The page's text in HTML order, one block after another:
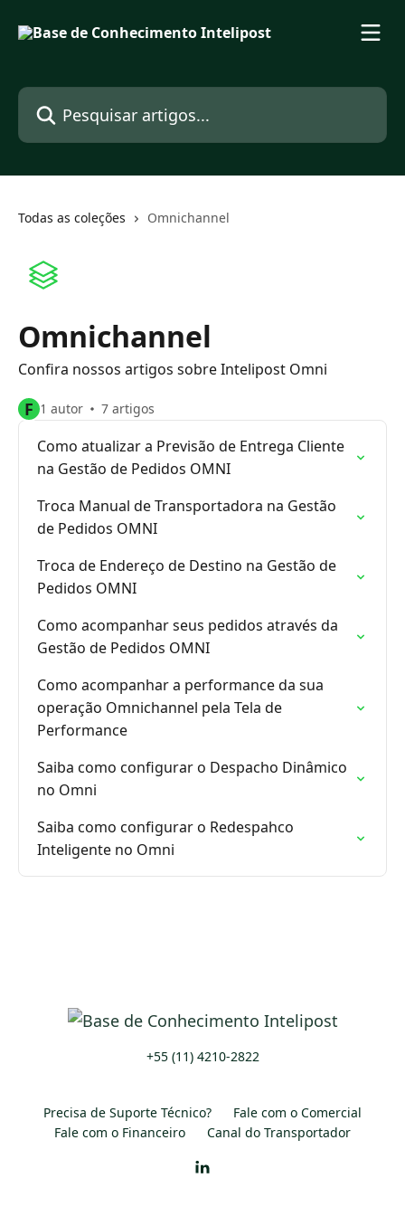
Pesquisar artigos...
Todas as coleções Omnichannel
Omnichannel
Confira nossos artigos sobre Intelipost Omni
F 1 autor 7 artigos
Como atualizar a Previsão de Entrega Cliente
na Gestão de Pedidos OMNI
Troca Manual de Transportadora na Gestão
de Pedidos OMNI
Troca de Endereço de Destino na Gestão de
Pedidos OMNI
Como acompanhar seus pedidos através da
Gestão de Pedidos OMNI
Como acompanhar a performance da sua
operação Omnichannel pela Tela de
Performance
Saiba como configurar o Despacho Dinâmico
no Omni
Saiba como configurar o Redespahco
Inteligente no Omni
+55 (11) 4210-2822
Precisa de Suporte Técnico?
Fale com o Comercial
Fale com o Financeiro
Canal do Transportador